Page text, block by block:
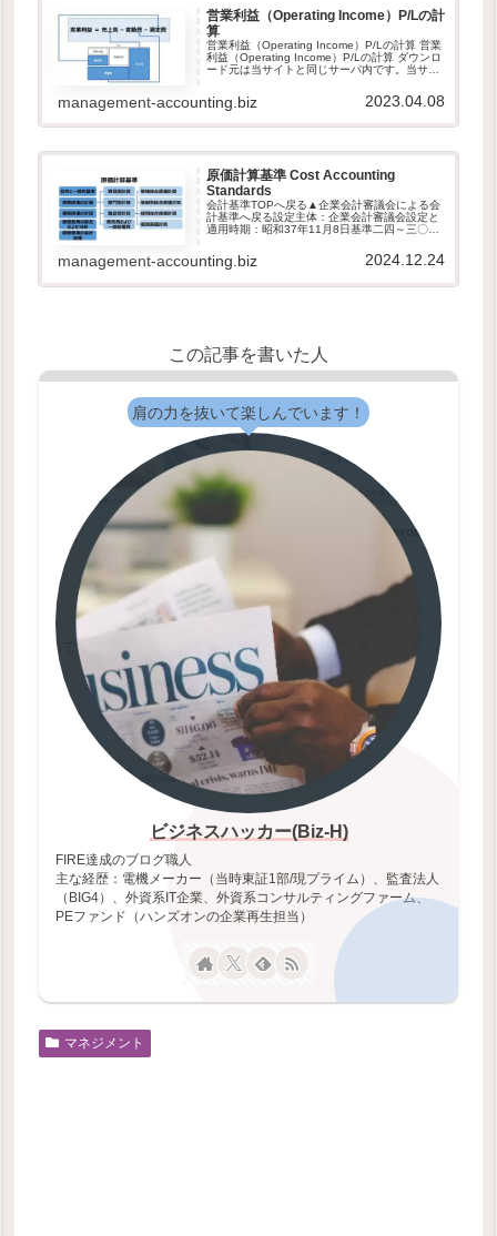
営業利益（Operating Income）P/Lの計
算
営業利益（Operating Income）P/Lの計算 営業
利益（Operating Income）P/Lの計算 ダウンロ
ード元は当サイトと同じサーバ内です。当サイ
営されています。ダウンロードし...
management-accounting.biz 2023.04.08
原価計算基準 Cost Accounting
Standards
会計基準TOPへ戻る▲企業会計審議会による会
計基準へ戻る設定主体：企業会計審議会設定と
適用時期：昭和37年11月8日基準二四～三〇
原価計算基準の体系前文第一章 原価計算の目
的と原価計算の一般的基準一...
management-accounting.biz 2024.12.24
この記事を書いた人
肩の力を抜いて楽しんでいます！
ビジネスハッカー(Biz-H)
FIRE達成のブログ職人
主な経歴：電機メーカー（当時東証1部/現プライム）、監査法人
（BIG4）、外資系IT企業、外資系コンサルティングファーム、
PEファンド（ハンズオンの企業再生担当）
マネジメント